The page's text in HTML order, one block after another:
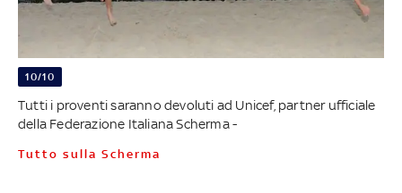
10/10
Tutti i proventi saranno devoluti ad Unicef, partner ufficiale
della Federazione Italiana Scherma -
Tutto sulla Scherma